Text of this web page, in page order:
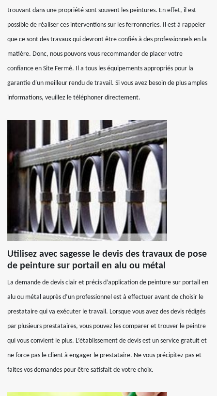
trouvant dans une propriété sont souvent les peintures. En effet, il est
possible de réaliser ces interventions sur les ferronneries. Il est à rappeler
que ce sont des travaux qui devront être confiés à des professionnels en la
matière. Donc, nous pouvons vous recommander de placer votre
confiance en Site Fermé. Il a tous les équipements appropriés pour la
garantie d'un meilleur rendu de travail. Si vous avez besoin de plus amples
informations, veuillez le téléphoner directement.
Utilisez avec sagesse le devis des travaux de pose
de peinture sur portail en alu ou métal
La demande de devis clair et précis d’application de peinture sur portail en
alu ou métal auprès d’un professionnel est à effectuer avant de choisir le
prestataire qui va exécuter le travail. Lorsque vous avez des devis rédigés
par plusieurs prestataires, vous pouvez les comparer et trouver le peintre
qui vous convient le plus. L’établissement de devis est un service gratuit et
ne force pas le client à engager le prestataire. Ne vous précipitez pas et
faites vos demandes pour être satisfait de votre choix.